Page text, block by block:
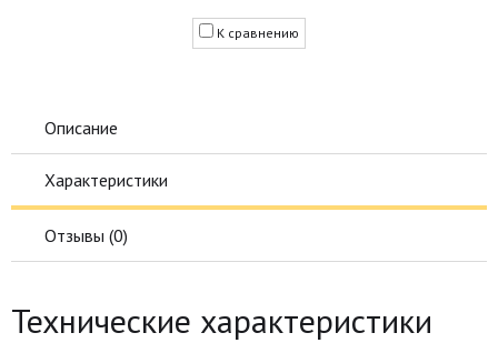
К сравнению
Описание
Характеристики
Отзывы (0)
Технические характеристики